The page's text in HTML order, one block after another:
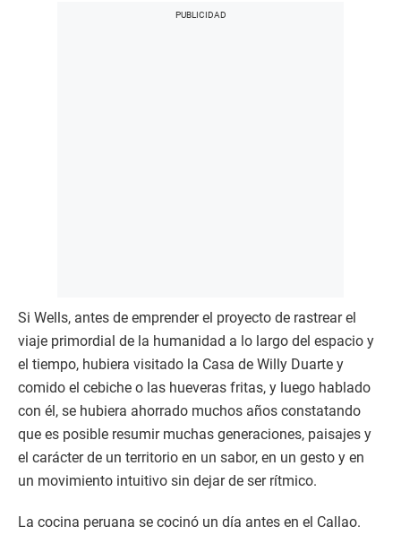
Si Wells, antes de emprender el proyecto de rastrear el
viaje primordial de la humanidad a lo largo del espacio y
el tiempo, hubiera visitado la Casa de Willy Duarte y
comido el cebiche o las hueveras fritas, y luego hablado
con él, se hubiera ahorrado muchos años constatando
que es posible resumir muchas generaciones, paisajes y
el carácter de un territorio en un sabor, en un gesto y en
un movimiento intuitivo sin dejar de ser rítmico.
La cocina peruana se cocinó un día antes en el Callao.